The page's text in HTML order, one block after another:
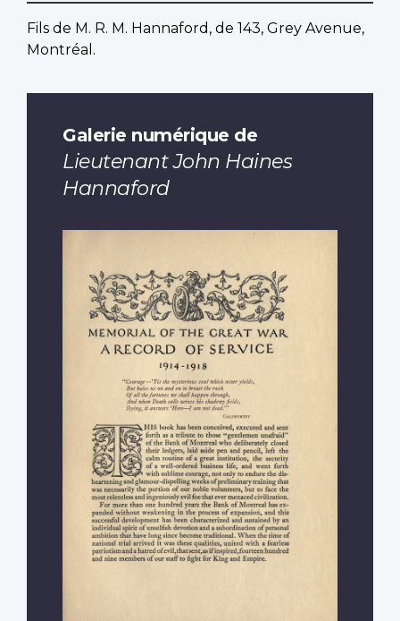
Fils de M. R. M. Hannaford, de 143, Grey Avenue,
Montréal.
Galerie numérique de
Lieutenant John Haines
Hannaford